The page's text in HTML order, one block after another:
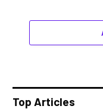
Top Articles